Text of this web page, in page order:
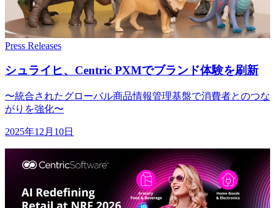
Press Releases
シュライヒ、 Centric PXMでブランド体験を刷新
〜統合されたグローバル商品情報管理基盤で消費者とのつな
がりを強化〜
2025年12月10日